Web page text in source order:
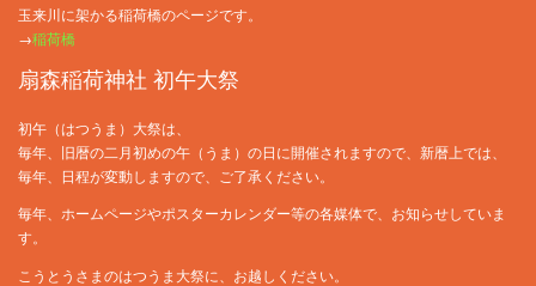
玉来川に架かる稲荷橋のページです。
→稲荷橋
扇森稲荷神社 初午大祭
初午（はつうま）大祭は、
毎年、旧暦の二月初めの午（うま）の日に開催されますので、新暦上では、
毎年、日程が変動しますので、ご了承ください。
毎年、ホームページやポスターカレンダー等の各媒体で、お知らせしていま
す。
こうとうさまのはつうま大祭に、お越しください。